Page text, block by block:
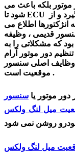
موتور بلکه باعث می
شود تا ECU زمان دقیق جرقه زنی در موتور را نیز اندازه بگیرد و از
اطلاع می
قدیمی ، وظیفه
که مشکلاتی را به
دور موتور آرام
وظایف اصلی سنسور
موقعیت است .
موتور یا سنسور